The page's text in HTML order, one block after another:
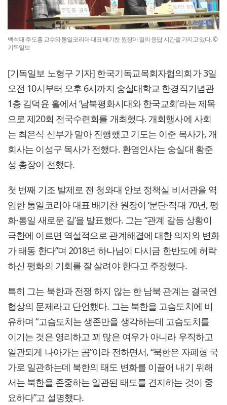
백석대 주도홍 교수와 통일코리아 대표 배기찬 원장이 질의 응답 시간을 가지고 있다. ©
기독일보
[기독일보 노형구 기자] 한국기독교목회자협의회가 3일
오전 10시부터 오후 6시까지 숭실대학교 한경직기념관
1층 김덕윤 홀에서 ‘남북평화시대와 한국교회’라는 제목
으로 제20회 전국수련회를 개최했다. 개회행사에 사회
는 최은식 신부가 맡아 진행했고 기도는 이준 목사가, 개
회사는 이성구 목사가 전했다. 환영인사는 숭실대 황준
성 총장이 전했다.
첫 번째 기조 발제로 전 청와대 안보 정책실 비서관을 역
임한 통일코리아 대표 배기찬 원장이 ‘분단·적대 70년, 평
화·통일 새로운 길’을 발표했다. 그는 “관계 갈등 상황이
극한에 이르면 역설적으로 관계해결에 대한 의지와 변화
가 태동 한다”며 2018년 하나님이 다시금 한반도에 허락
하신 평화의 기회를 잘 살려야 한다고 주장했다.
특히 그는 북한과 전쟁 하지 않는 한 남북 관계는 결국엔
협상의 문제라고 단언했다. 그는 북한을 고슴도치에 비
유하며 “고슴도치는 생존만을 생각하는데 고슴도치를
이기는 것은 영리하고 꾀 많은 여우가 아니라 우직하고
일관되게 나아가는 곰”이라 전하면서, “북한은 자폐형 국
가로 일관하는데 북한의 태도 변화를 이끌어 내기 위해
서는 북한을 존중하는 일관된 태도를 견지하는 것이 중
요하다”고 설명했다.